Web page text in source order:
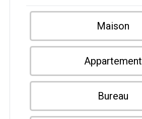
Maison
Appartement
Bureau